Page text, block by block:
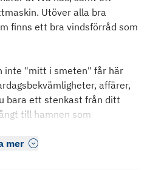
Utöver alla bra
finns ett bra vindsförråd som
inte "mitt i smeten" får här
affärer,
bara ett stenkast från ditt
till hamnen som
mer